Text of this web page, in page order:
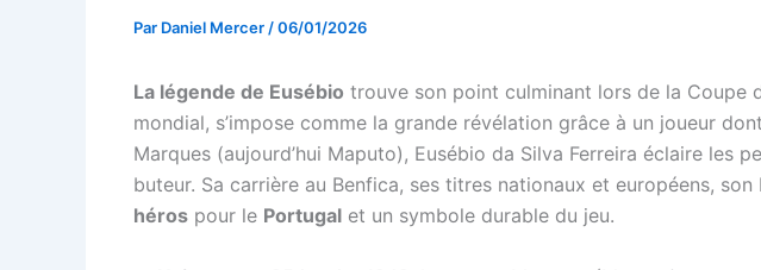
Par Daniel Mercer /06/01/2026
La légende de Eusébio trouve son point culminant lors de la Coupe
mondial, s’impose comme la grande révélation grâce à un joueur
Marques (aujourd’hui Maputo), Eusébio da Silva Ferreira éclaire les
buteur. Sa carrière au Benfica, ses titres nationaux et européens, son
héros pour le Portugal et un symbole durable du jeu.